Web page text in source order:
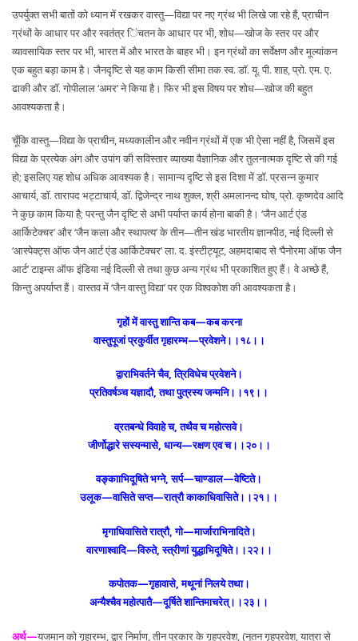
उपर्युक्त सभी बातों को ध्यान में रखकर वास्तु—विद्या पर नए ग्रंथ भी लिखे जा रहे हैं, प्राचीन
ग्रंथों के आधार पर और स्वतंत्र िंचतन के आधार पर भी, शोध—खोज के स्तर पर और
व्यावसायिक स्तर पर भी, भारत में और भारत के बाहर भी। इन ग्रंथों का सर्वेक्षण और मूल्यांकन
एक बहुत बड़ा काम है। जैनदृष्टि से यह काम किसी सीमा तक स्व. डॉ. यू. पी. शाह, प्रो. एम. ए.
ढाकी और डॉ. गोपीलाल ‘अमर’ ने किया है। फिर भी इस विषय पर शोध—खोज की बहुत
आवश्यकता है।
चूँकि वास्तु—विद्या के प्राचीन, मध्यकालीन और नवीन ग्रंथों में एक भी ऐसा नहीं है, जिसमें इस
विद्या के प्रत्येक अंग और उपांग की सविस्तार व्याख्या वैज्ञानिक और तुलनात्मक दृष्टि से की गई
हो; इसलिए यह शोध अधिक आवश्यक है। सामान्य दृष्टि से इस दिशा में डॉ. प्रसन्न कुमार
आचार्य, डॉ. तारापद भट्टाचार्य, डॉ. द्विजेन्द्र नाथ शुक्ल, श्री अमलानन्द घोष, प्रो. कृष्णदेव आदि
ने कुछ काम किया है; परन्तु जैन दृष्टि से अभी पर्याप्त कार्य होना बाकी है। ‘जैन आर्ट एंड
आर्किटेक्चर’ और ‘जैन कला और स्थापत्य’ के तीन—तीन खंड भारतीय ज्ञानपीठ, नई दिल्ली से
‘आस्पेक्ट्स ऑफ जैन आर्ट एंड आर्किटेक्चर’ ला. द. इंस्टीट्यूट, अहमदाबाद से ‘पैनोरमा ऑफ जैन
आर्ट’ टाइम्स ऑफ इंडिया नई दिल्ली से तथा कुछ अन्य ग्रंथ भी प्रकाशित हुए हैं। वे अच्छे हैं,
किन्तु अपर्याप्त हैं। वास्तव में ‘जैन वास्तु विद्या’ पर एक विश्वकोश की आवश्यकता है।
गृहों में वास्तु शान्ति कब—कब करना
वास्तुपूजां प्रकुर्वीत गृहारम्भ—प्रवेशने।।१८।।
द्वाराभिवर्तने चैव, त्रिविधेच प्रवेशने।
प्रतिवर्षञ्च यज्ञादौ, तथा पुत्रस्य जन्मनि।।१९।।
व्रतबन्धे विवाहे च, तथैव च महोत्सवे।
जीर्णोद्धारे सस्यन्मासे, धान्य—रक्षण एव च।।२०।।
वङ्कााभिदूषिते भग्ने, सर्प—चाण्डाल—वेष्टिते।
उलूक—वासिते सप्त—रात्रौ काकाधिवासिते।।२१।।
मृगाधिवासिते रात्रौ, गो—मार्जाराभिनादिते।
वारणाश्वादि—विरुते, स्त्रीणां युद्धाभिदूषिते।।२२।।
कपोतक—गृहावासे, मथूनां निलये तथा।
अन्यैश्चैव महोत्पातै—दूर्षिते शान्तिमाचरेत्।।२३।।
अर्थ—यजमान को गृहारम्भ, द्वार निर्माण, तीन प्रकार के गृहप्रवेश, (नूतन गृहप्रवेश, यात्रा से